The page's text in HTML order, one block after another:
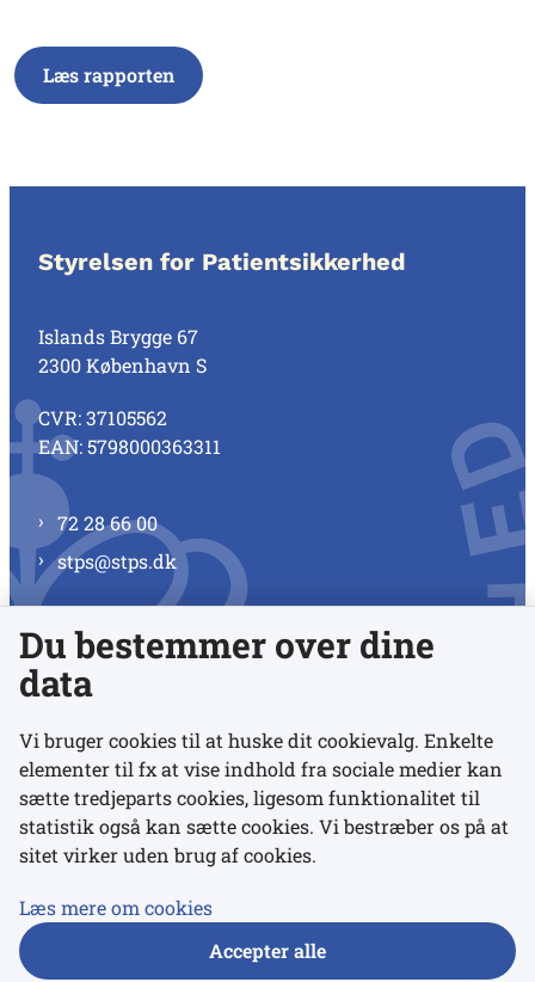
Læs rapporten
Styrelsen for Patientsikkerhed
Islands Brygge 67
2300 København S
CVR: 37105562
EAN: 5798000363311
72 28 66 00
stps@stps.dk
Se alle kontaktnumre
Links
Udgivelser
Du bestemmer over dine
data
Vi bruger cookies til at huske dit cookievalg. Enkelte
elementer til fx at vise indhold fra sociale medier kan
sætte tredjeparts cookies, ligesom funktionalitet til
statistik også kan sætte cookies. Vi bestræber os på at
sitet virker uden brug af cookies.
Læs mere om cookies
Accepter alle